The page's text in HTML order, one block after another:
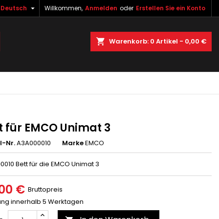
Willkommen, Anmelden oder Erstellen Sie ein Konto
Deutsch 
Warenkorb 0 Artikel - 0,00 €
für EMCO Unimat 3
Nr.A3A000010 MarkeEMCO
Bett für die EMCO Unimat 3
€ Bruttopreis
innerhalb 5 Werktagen